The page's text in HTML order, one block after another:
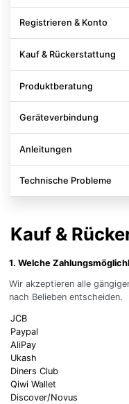
Registrieren & Konto
Kauf & Rückerstattung
Produktberatung
Geräteverbindung
Anleitungen
Technische Probleme
Kauf &
1. Welche
Wir akzeptieren alle
nach Belieben entscheiden.
JCB
Paypal
AliPay
Ukash
Diners Club
Qiwi Wallet
Discover/Novus